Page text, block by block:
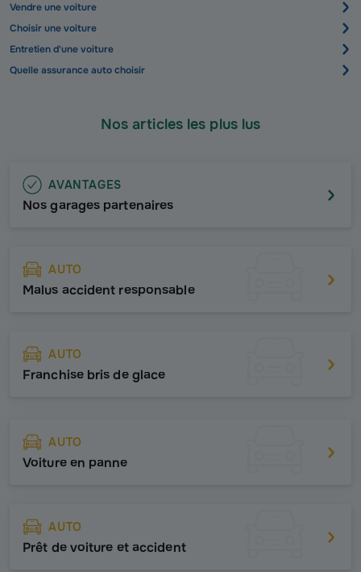
Vendre une voiture
Choisir une voiture
Entretien d'une voiture
Quelle assurance auto choisir
Nos articles les plus lus
AVANTAGES
Nos garages partenaires
AUTO
Malus accident responsable
AUTO
Franchise bris de glace
AUTO
Voiture en panne
AUTO
Prêt de voiture et accident